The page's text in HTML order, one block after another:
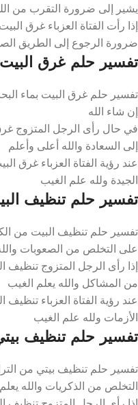
يشير إلى ضرورة التقرب من
إذا رأت الفتاة العزباء غرق
ضرورة الرجوع إلى الطريق
تفسير حلم غرق البيت
تفسير حلم غرق البيت بماء
إن شاء الله
في حال رأى الرجل المتزوج
إلى السعادة والله أعلى وأعلم
عند رؤية الفتاة العزباء غرق
الجيدة ولله علم الغيب
تفسير حلم تنظيف
تفسير حلم تنظيف البيت من
على التخلص من الصعوبات
إذا رأى الرجل المتزوج تنظيف
من المشاكل والله يعلم الغيب
عند رؤية الفتاة العزباء
الأزمات ولله علم الغيب
تفسير حلم تنظيف
تفسير حلم تنظيف بيتي من
التخلص من الذكريات والله